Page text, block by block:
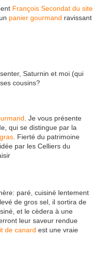
François Secondat du site
panier gourmand ravissant
Saturnin et moi (qui
cousins?
. Je vous présente
qui se distingue par la
. Fierté du patrimoine
par les Celliers du
paré, cuisiné lentement
de gros sel, il sortira de
et le cèdera à une
leur saveur rendue
de canard est une vraie